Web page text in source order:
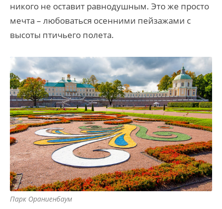
никого не оставит равнодушным. Это же просто
мечта – любоваться осенними пейзажами с
высоты птичьего полета.
Парк Ораниенбаум